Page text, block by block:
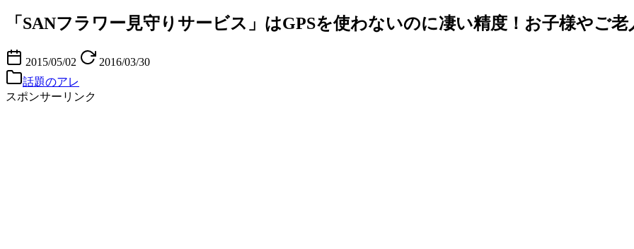
「SANフラワー見守りサービス」はGPSを使わないのに凄い精度！お子様やご
2015/05/02
2016/03/30
話題のアレ
スポンサーリンク